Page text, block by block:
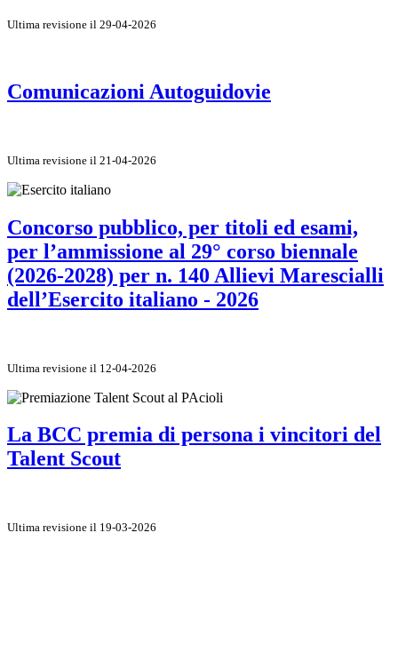
Ultima revisione il 29-04-2026
Comunicazioni Autoguidovie
Ultima revisione il 21-04-2026
Concorso pubblico, per titoli ed esami,
per l’ammissione al 29° corso biennale
(2026-2028) per n. 140 Allievi Marescialli
dell’Esercito italiano - 2026
Ultima revisione il 12-04-2026
La BCC premia di persona i vincitori del
Talent Scout
Ultima revisione il 19-03-2026